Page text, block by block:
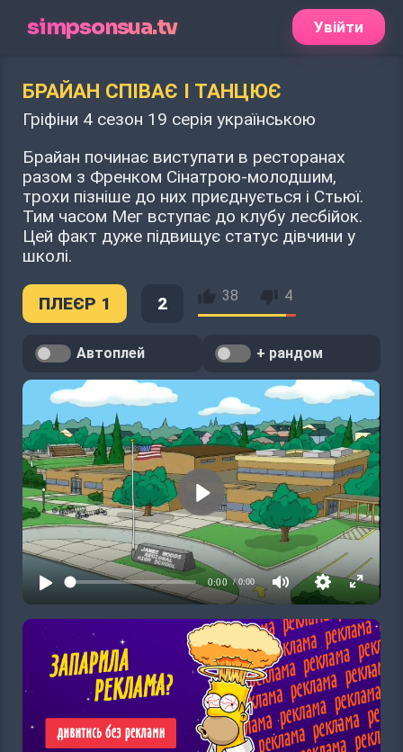
simpsonsua.tv Увійти
БРАЙАН СПІВАЄ І ТАНЦЮЄ
Гріфіни 4 сезон 19 серія українською
Брайан починає виступати в ресторанах
разом з Френком Сінатрою-молодшим,
трохи пізніше до них приєднується і Стьюї.
Тим часом Мег вступає до клубу лесбійок.
Цей факт дуже підвищує статус дівчини у
школі.
ПЛЕЄР 1 2 38 4
Автоплей + рандом